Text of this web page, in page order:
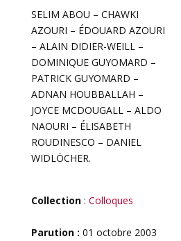
SELIM ABOU – CHAWKI
AZOURI – ÉDOUARD AZOURI
– ALAIN DIDIER-WEILL –
DOMINIQUE GUYOMARD –
PATRICK GUYOMARD –
ADNAN HOUBBALLAH –
JOYCE MCDOUGALL – ALDO
NAOURI – ÉLISABETH
ROUDINESCO – DANIEL
WIDLÖCHER.
Collection: Colloques
Parution : 01 octobre 2003